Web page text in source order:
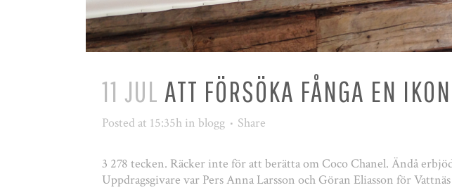
11 JUL ATT FÖRSÖKA FÅNGA EN
Posted at 15:35h in blogg Share
3 278 tecken. Räcker inte för att berätta om Coco Chanel. Ändå
Uppdragsgivare var Pers Anna Larsson och Göran Eliasson för